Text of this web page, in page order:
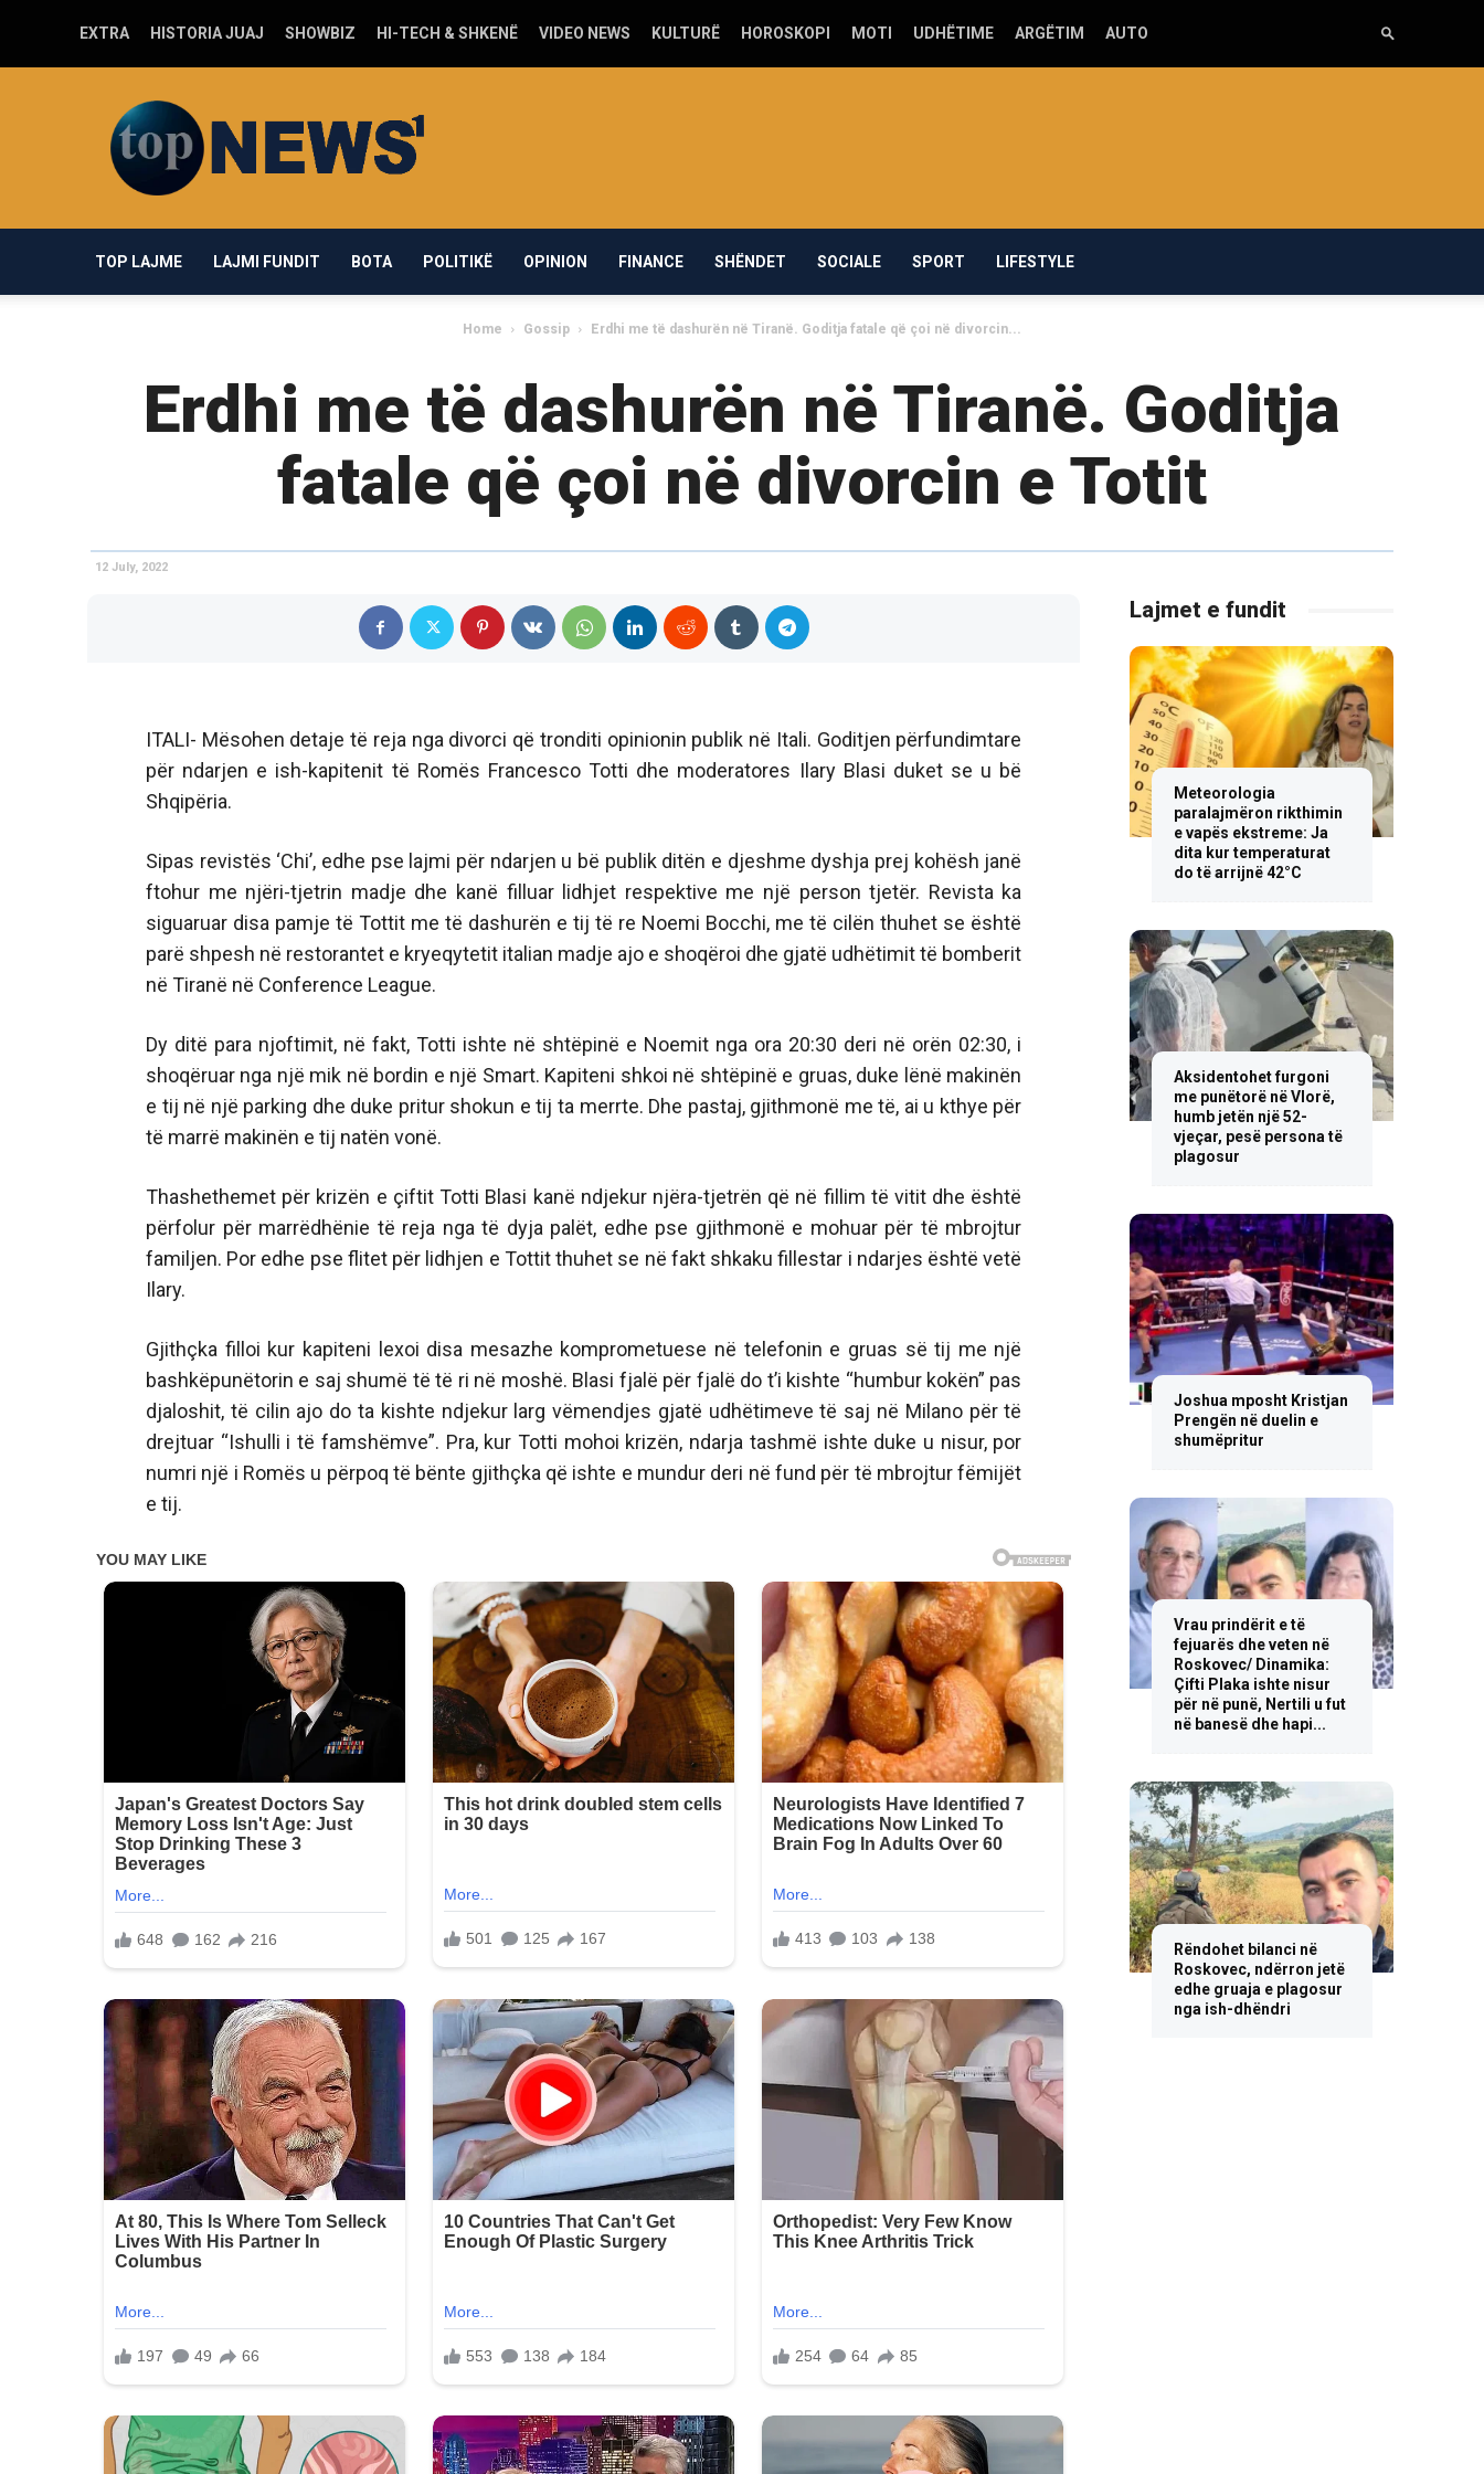
EXTRA HISTORIA JUAJ SHOWBIZ HI-TECH & SHKENË VIDEO NEWS KULTURË HOROSKOPI MOTI UDHËTIME ARGËTIM AUTO
news1.com
TOP LAJME LAJMI FUNDIT BOTA POLITIKË OPINION FINANCE SHËNDET SOCIALE SPORT LIFESTYLE
Home Gossip Erdhi me të dashurën në Tiranë. Goditja fatale që çoi në divorcin...
Erdhi me të dashurën në Tiranë. Goditja
fatale që çoi në divorcin e Totit
12 July, 2022
ITALI- Mësohen detaje të reja nga divorci që tronditi opinionin publik në Itali. Goditjen përfundimtare
për ndarjen e ish-kapitenit të Romës Francesco Totti dhe moderatores Ilary Blasi duket se u bë
Shqipëria.
Sipas revistës ‘Chi’, edhe pse lajmi për ndarjen u bë publik ditën e djeshme dyshja prej kohësh janë
ftohur me njëri-tjetrin madje dhe kanë filluar lidhjet respektive me një person tjetër. Revista ka
siguaruar disa pamje të Tottit me të dashurën e tij të re Noemi Bocchi, me të cilën thuhet se është
parë shpesh në restorantet e kryeqytetit italian madje ajo e shoqëroi dhe gjatë udhëtimit të bomberit
në Tiranë në Conference League.
Dy ditë para njoftimit, në fakt, Totti ishte në shtëpinë e Noemit nga ora 20:30 deri në orën 02:30, i
shoqëruar nga një mik në bordin e një Smart. Kapiteni shkoi në shtëpinë e gruas, duke lënë makinën
e tij në një parking dhe duke pritur shokun e tij ta merrte. Dhe pastaj, gjithmonë me të, ai u kthye për
të marrë makinën e tij natën vonë.
Thashethemet për krizën e çiftit Totti Blasi kanë ndjekur njëra-tjetrën që në fillim të vitit dhe është
përfolur për marrëdhënie të reja nga të dyja palët, edhe pse gjithmonë e mohuar për të mbrojtur
familjen. Por edhe pse flitet për lidhjen e Tottit thuhet se në fakt shkaku fillestar i ndarjes është vetë
Ilary.
Gjithçka filloi kur kapiteni lexoi disa mesazhe komprometuese në telefonin e gruas së tij me një
bashkëpunëtorin e saj shumë të të ri në moshë. Blasi fjalë për fjalë do t’i kishte “humbur kokën” pas
djaloshit, të cilin ajo do ta kishte ndjekur larg vëmendjes gjatë udhëtimeve të saj në Milano për të
drejtuar “Ishulli i të famshëmve”. Pra, kur Totti mohoi krizën, ndarja tashmë ishte duke u nisur, por
numri një i Romës u përpoq të bënte gjithçka që ishte e mundur deri në fund për të mbrojtur fëmijët
e tij.
Lajmet e fundit
Meteorologia
paralajmëron rikthimin
e vapës ekstreme: Ja
dita kur temperaturat
do të arrijnë 42°C
Aksidentohet furgoni
me punëtorë në Vlorë,
humb jetën një 52-
vjeçar, pesë persona të
plagosur
Joshua mposht Kristjan
Prengën në duelin e
shumëpritur
Vrau prindërit e të
fejuarës dhe veten në
Roskovec/ Dinamika:
Çifti Plaka ishte nisur
për në punë, Nertili u fut
në banesë dhe hapi...
Rëndohet bilanci në
Roskovec, ndërron jetë
edhe gruaja e plagosur
nga ish-dhëndri